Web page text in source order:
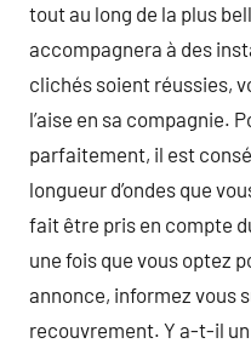
tout au long de la plus
accompagnera à des
clichés soient réussies,
l’aise en sa compagnie.
parfaitement, il est
longueur d’ondes que
fait être pris en compte
une fois que vous optez
annonce, informez vous
recouvrement. Y a-t-il